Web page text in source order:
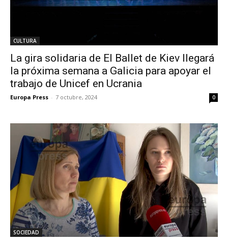
CULTURA
La gira solidaria de El Ballet de Kiev llegará
la próxima semana a Galicia para apoyar el
trabajo de Unicef en Ucrania
Europa Press - 7 octubre, 2024 0
SOCIEDAD